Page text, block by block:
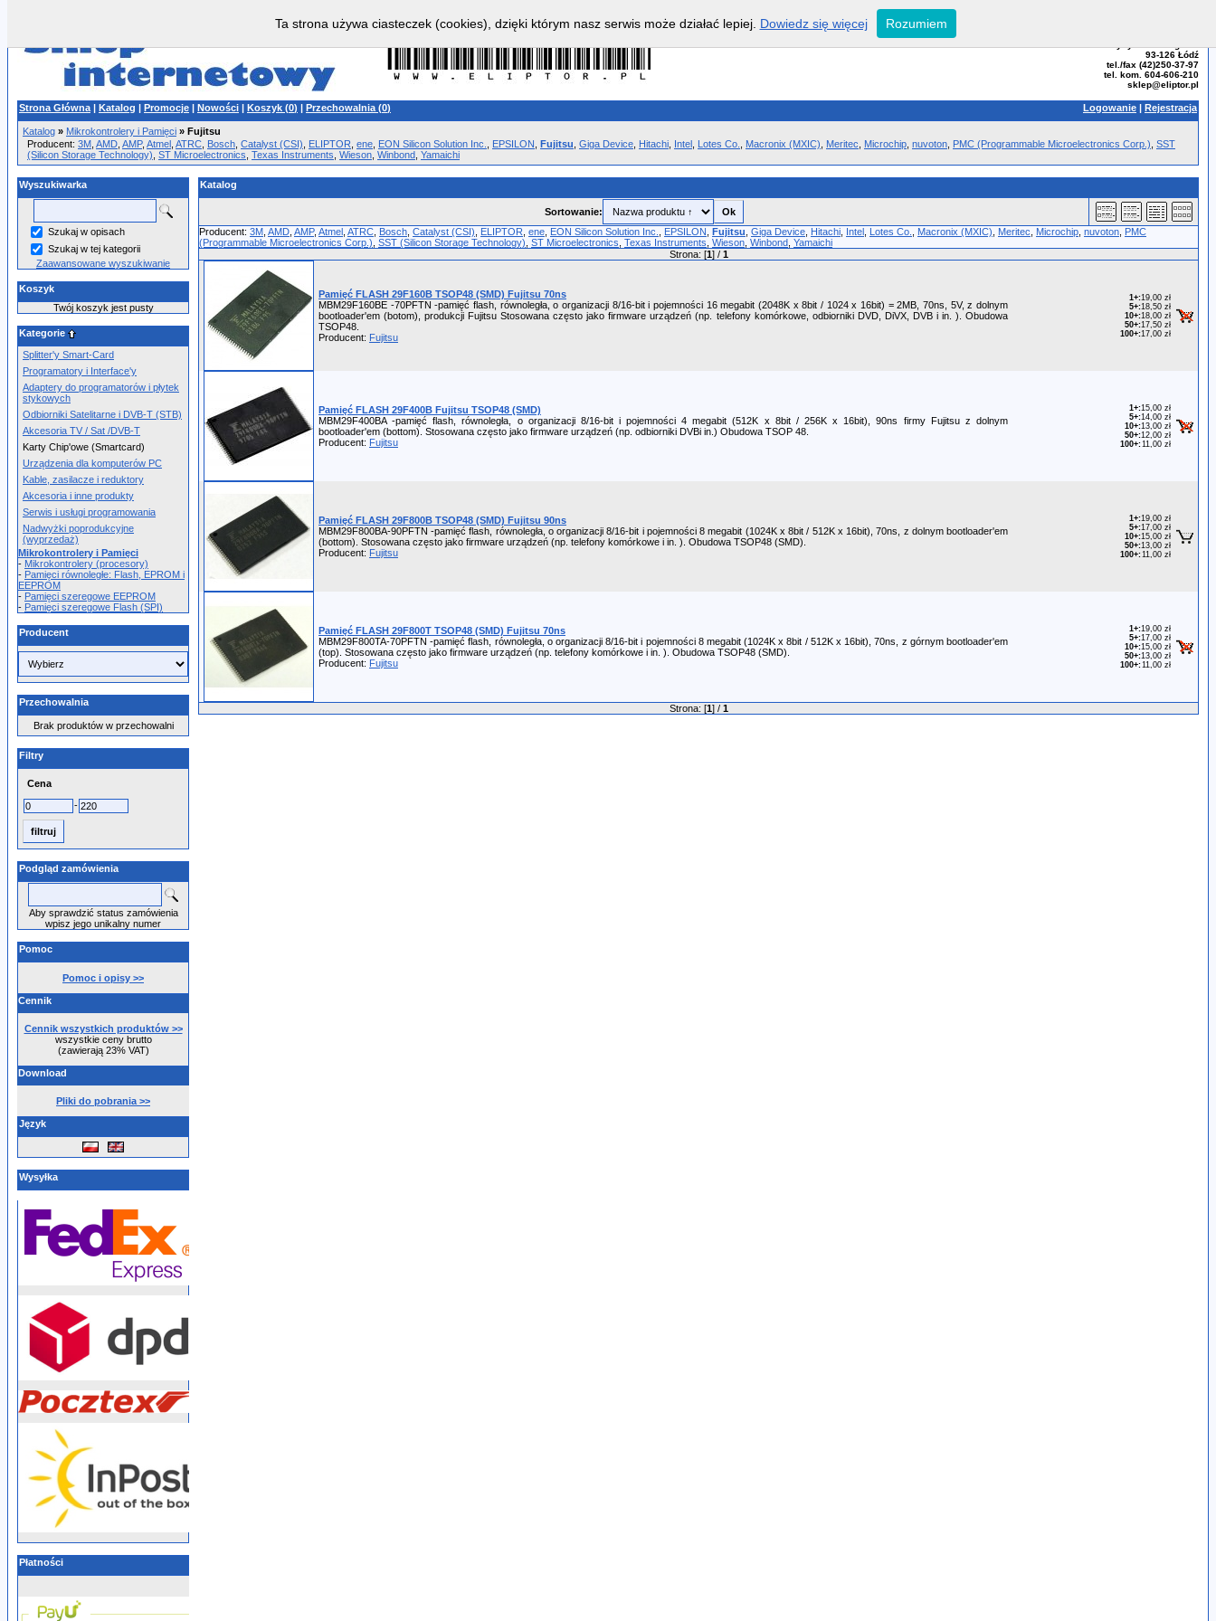
93-126 Łódź
tel./fax (42)250-37-97
tel. kom. 604-606-210
sklep@eliptor.pl
Strona Główna | Katalog | Promocje | Nowości | Koszyk (0) | Przechowalnia (0) Logowanie | Rejestracja
Katalog » Mikrokontrolery i Pamięci » Fujitsu
Producent: 3M AMD AMP, Atmel ATRC Bosch Catalyst (CSI) ELIPTOR ene EON Silicon Solution Inc. EPSILON Fujitsu Giga Device Hitachi Intel Lotes Co. Macronix (MXIC) Meritec Microchip nuvoton PMC (Programmable Microelectronics Corp.) SST
(Silicon Storage Technology) ST Microelectronics Texas Instruments Wieson Winbond Yamaichi
Wyszukiwarka
Szukaj w opisach
Szukaj w tej kategorii
Zaawansowane wyszukiwanie
Koszyk
Twój koszyk jest pusty
Kategorie
Splitter'y Smart-Card
Programatory i Interface'y
Adaptery do programatorów i płytek
stykowych
Odbiorniki Satelitarne i DVB-T (STB)
Akcesoria TV / Sat /DVB-T
Karty Chip'owe (Smartcard)
Urządzenia dla komputerów PC
Kable, zasilacze i reduktory
Akcesoria i inne produkty
Serwis i usługi programowania
Nadwyżki poprodukcyjne
(wyprzedaż)
Mikrokontrolery i Pamięci
- Mikrokontrolery (procesory)
- Pamięci równoległe: Flash, EPROM i
EEPROM
- Pamięci szeregowe EEPROM
- Pamięci szeregowe Flash (SPI)
Producent
Przechowalnia
Brak produktów w przechowalni
Filtry
Cena
-
Podgląd zamówienia
Aby sprawdzić status zamówienia
wpisz jego unikalny numer
Pomoc
Pomoc i opisy >>
Cennik
Cennik wszystkich produktów >>
wszystkie ceny brutto
(zawierają 23% VAT)
Download
Pliki do pobrania >>
Język
Wysyłka
Płatności
Katalog
Sortowanie:
Producent: 3M AMD AMP, Atmel ATRC Bosch Catalyst (CSI) ELIPTOR ene EON Silicon Solution Inc. EPSILON Fujitsu Giga Device Hitachi Intel Lotes Co. Macronix (MXIC) Meritec Microchip nuvoton PMC
(Programmable Microelectronics Corp.) SST (Silicon Storage Technology) ST Microelectronics Texas Instruments Wieson Winbond Yamaichi
Strona: [1] / 1
Pamięć FLASH 29F160B TSOP48 (SMD) Fujitsu 70ns
MBM29F160BE -70PFTN -pamięć flash, równoległa, o organizacji 8/16-bit i pojemności 16 megabit (2048K x 8bit / 1024 x 16bit) = 2MB, 70ns, 5V, z dolnym
bootloader'em (botom), produkcji Fujitsu Stosowana często jako firmware urządzeń (np. telefony komórkowe, odbiorniki DVD, DiVX, DVB i in. ). Obudowa
TSOP48.
Producent: Fujitsu
1+:19,00 zł
5+:18,50 zł
10+:18,00 zł
50+:17,50 zł
100+:17,00 zł
Pamięć FLASH 29F400B Fujitsu TSOP48 (SMD)
MBM29F400BA -pamięć flash, równoległa, o organizacji 8/16-bit i pojemności 4 megabit (512K x 8bit / 256K x 16bit), 90ns firmy Fujitsu z dolnym
bootloader'em (bottom). Stosowana często jako firmware urządzeń (np. odbiorniki DVBi in.) Obudowa TSOP 48.
Producent: Fujitsu
1+:15,00 zł
5+:14,00 zł
10+:13,00 zł
50+:12,00 zł
100+:11,00 zł
Pamięć FLASH 29F800B TSOP48 (SMD) Fujitsu 90ns
MBM29F800BA-90PFTN -pamięć flash, równoległa, o organizacji 8/16-bit i pojemności 8 megabit (1024K x 8bit / 512K x 16bit), 70ns, z dolnym bootloader'em
(bottom). Stosowana często jako firmware urządzeń (np. telefony komórkowe i in. ). Obudowa TSOP48 (SMD).
Producent: Fujitsu
1+:19,00 zł
5+:17,00 zł
10+:15,00 zł
50+:13,00 zł
100+:11,00 zł
Pamięć FLASH 29F800T TSOP48 (SMD) Fujitsu 70ns
MBM29F800TA-70PFTN -pamięć flash, równoległa, o organizacji 8/16-bit i pojemności 8 megabit (1024K x 8bit / 512K x 16bit), 70ns, z górnym bootloader'em
(top). Stosowana często jako firmware urządzeń (np. telefony komórkowe i in. ). Obudowa TSOP48 (SMD).
Producent: Fujitsu
1+:19,00 zł
5+:17,00 zł
10+:15,00 zł
50+:13,00 zł
100+:11,00 zł
Strona: [1] / 1
Ta strona używa ciasteczek (cookies), dzięki którym nasz serwis może działać lepiej. Dowiedz się więcej Rozumiem